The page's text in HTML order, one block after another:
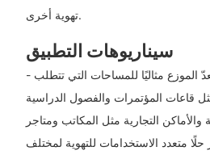
تهوية أخرى.
سيناريوهات التطبيق
- سيناريوهات التطبيق: يُعدّ الموزع مثاليًا للمساحات التي تتطلب
مثل قاعات المؤتمرات والفصول الدراسية
التجارية مثل المكاتب ومتاجر
متعدد الاستخدامات للتهوية لمختلف